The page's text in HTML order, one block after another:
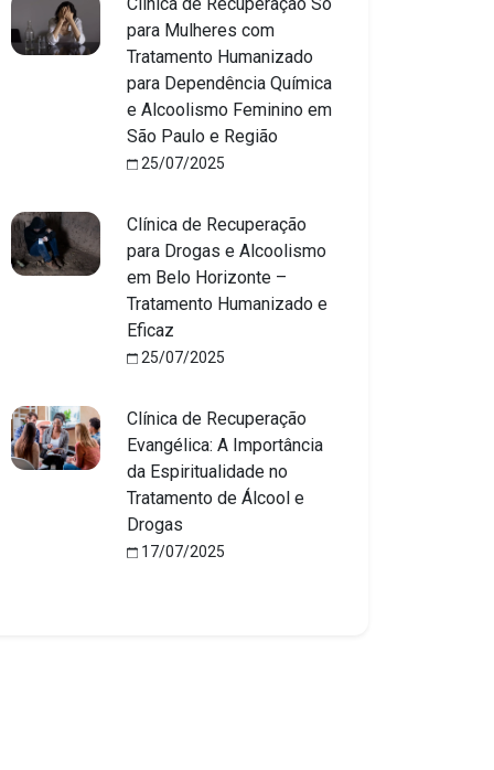
para Mulheres com
Tratamento Humanizado
para Dependência Química
e Alcoolismo Feminino em
São Paulo e Região
25/07/2025
Clínica de Recuperação
para Drogas e Alcoolismo
em Belo Horizonte –
Tratamento Humanizado e
Eficaz
25/07/2025
Clínica de Recuperação
Evangélica: A Importância
da Espiritualidade no
Tratamento de Álcool e
Drogas
17/07/2025